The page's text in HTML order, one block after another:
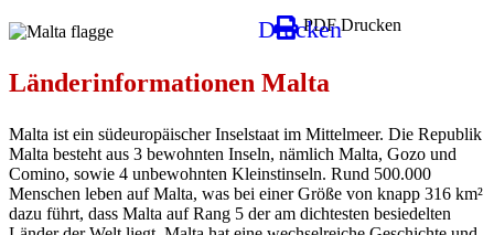
PDF Drucken
Drucken
Länderinformationen Malta
Malta ist ein südeuropäischer Inselstaat im Mittelmeer. Die Republik
Malta besteht aus 3 bewohnten Inseln, nämlich Malta, Gozo und
Comino, sowie 4 unbewohnten Kleinstinseln. Rund 500.000
Menschen leben auf Malta, was bei einer Größe von knapp 316 km²
dazu führt, dass Malta auf Rang 5 der am dichtesten besiedelten